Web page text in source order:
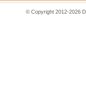
© Copyright 2012-2026